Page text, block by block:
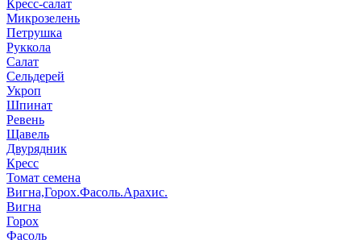
Кресс-салат
Микрозелень
Петрушка
Руккола
Салат
Сельдерей
Укроп
Шпинат
Ревень
Щавель
Двурядник
Кресс
Томат семена
Вигна,Горох.Фасоль.Арахис.
Вигна
Горох
Фасоль